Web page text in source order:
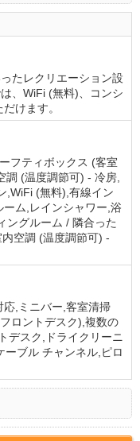
たレクリエーション設
、WiFi (無料)、コンシ
けます。
フティボックス (客室
調 (温度調節可) - 冷房,
,WiFi (無料),有線イン
ム,レインシャワー,浴
ングルーム / 隣合った
空調 (温度調節可) -
,ミニバー,客室清掃
ロントデスク),複数の
デスク,ドライクリーニ
ーブル チャンネル,ピロ